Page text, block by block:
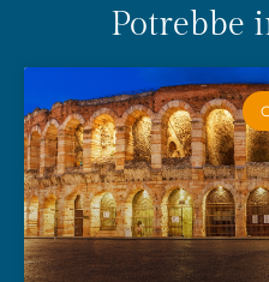
Potrebbe